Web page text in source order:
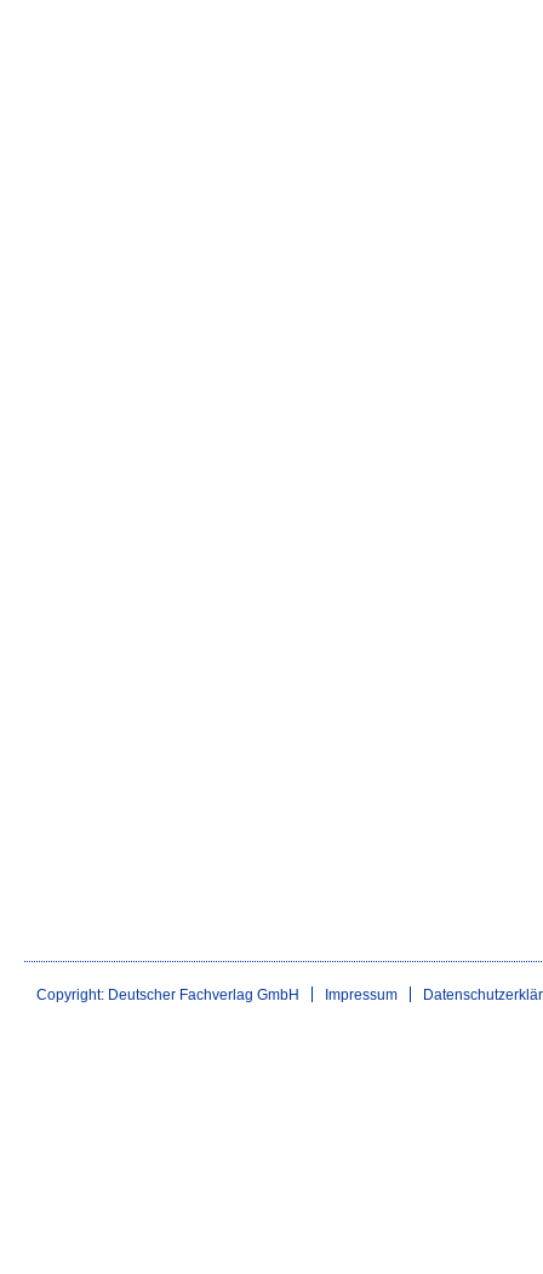
Copyright: Deutscher Fachverlag GmbH Impressum